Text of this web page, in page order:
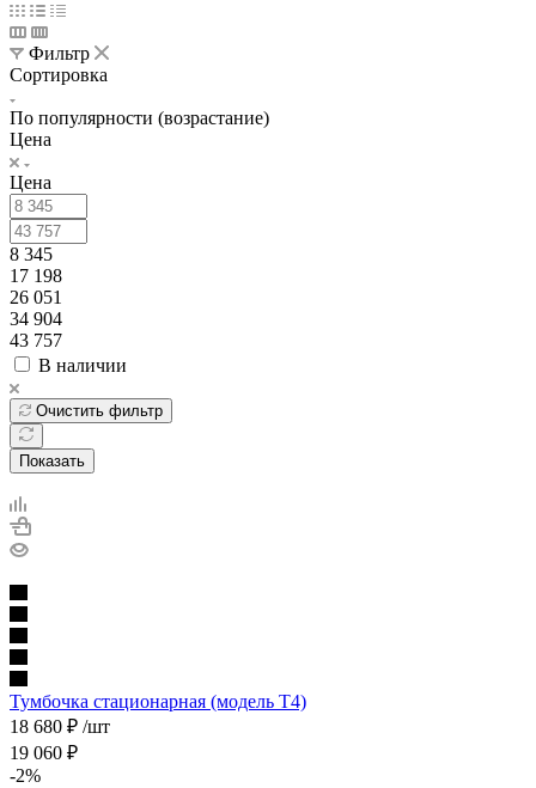
Фильтр
Сортировка
По популярности (возрастание)
Цена
Цена
8 345
17 198
26 051
34 904
43 757
В наличии
Очистить фильтр
Показать
Тумбочка стационарная (модель Т4)
18 680 ₽ /шт
19 060 ₽
-2%